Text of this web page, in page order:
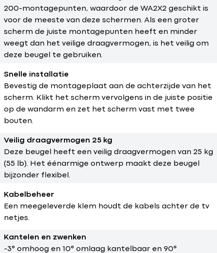
200-montagepunten, waardoor de WA2X2 geschikt is
voor de meeste van deze schermen. Als een groter
scherm de juiste montagepunten heeft en minder
weegt dan het veilige draagvermogen, is het veilig om
deze beugel te gebruiken.
Snelle installatie
Bevestig de montageplaat aan de achterzijde van het
scherm. Klikt het scherm vervolgens in de juiste positie
op de wandarm en zet het scherm vast met twee
bouten.
Veilig draagvermogen 25 kg
Deze beugel heeft een veilig draagvermogen van 25 kg
(55 lb). Het éénarmige ontwerp maakt deze beugel
bijzonder flexibel.
Kabelbeheer
Een meegeleverde klem houdt de kabels achter de tv
netjes.
Kantelen en zwenken
-3° omhoog en 10° omlaag kantelbaar en 90°